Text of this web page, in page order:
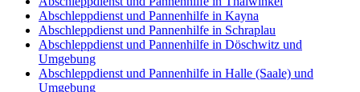
Abschleppdienst und Pannenhilfe in Kayna
Abschleppdienst und Pannenhilfe in Schraplau
Abschleppdienst und Pannenhilfe in Döschwitz und
Umgebung
Abschleppdienst und Pannenhilfe in Halle (Saale) und
Umgebung